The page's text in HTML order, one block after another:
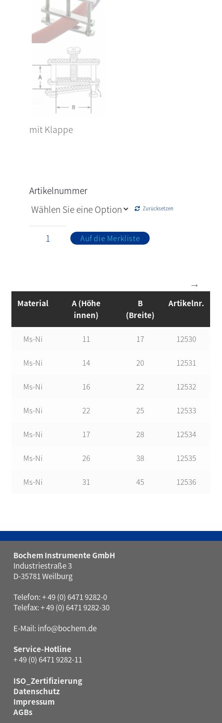
mit Klappe
Artikelnummer
Zurücksetzen
Auf die Merkliste
Material
A (Höhe
innen)
B
(Breite)
Artikelnr.
Ms-Ni 11 17 12530
Ms-Ni 14 20 12531
Ms-Ni 16 22 12532
Ms-Ni 22 25 12533
Ms-Ni 17 28 12534
Ms-Ni 26 38 12535
Ms-Ni 31 45 12536
Bochem Instrumente GmbH
Industriestraße 3
D-35781 Weilburg
Telefon: + 49 (0) 6471 9282-0
Telefax: + 49 (0) 6471 9282-30
E-Mail: info@bochem.de
Service-Hotline
+ 49 (0) 6471 9282-11
ISO_Zertifizierung
Datenschutz
Impressum
AGBs